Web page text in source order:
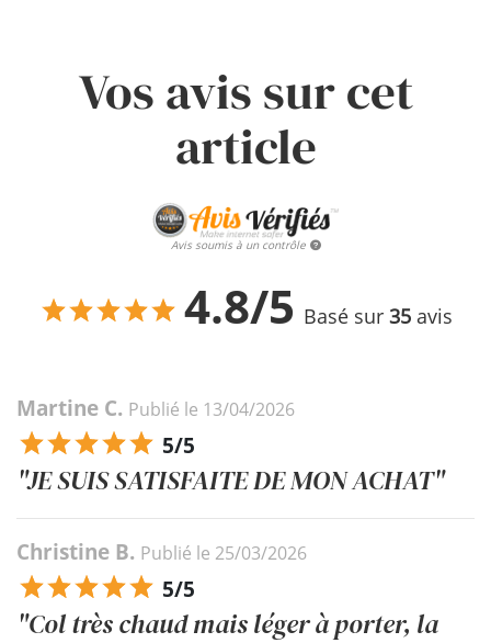
Vos avis sur cet
article
Avis soumis à un contrôle
4.8/5 Basé sur 35 avis
Martine C. Publié le 13/04/2026
5/5
"JE SUIS SATISFAITE DE MON ACHAT"
Christine B. Publié le 25/03/2026
5/5
"Col très chaud mais léger à porter, la